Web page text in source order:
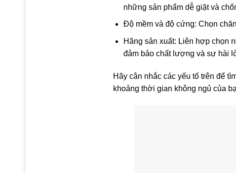
những sản phẩm dễ giặt và
Độ mềm và độ cứng: Chọn
Hãng sản xuất: Liên hợp chọn
đảm bảo chất lượng và sự hài
Hãy cân nhắc các yếu tố trên để
khoảng thời gian không ngủ của